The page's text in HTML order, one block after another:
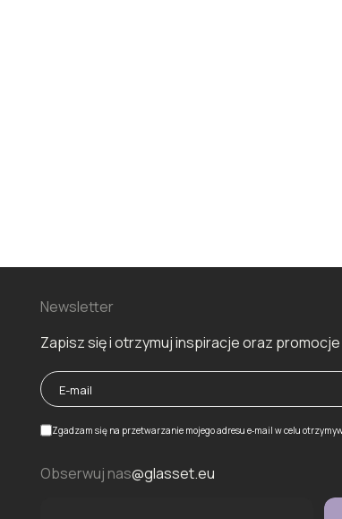
Newsletter
Zapisz się i otrzymuj inspiracje oraz promocje
Zgadzam się na przetwarzanie mojego adresu e‑mail w celu
Obserwuj nas@glasset.eu